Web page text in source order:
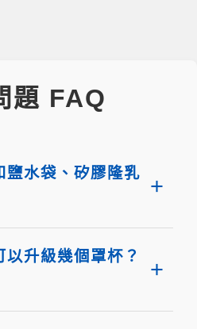
題 FAQ
水袋、矽膠隆乳
升級幾個罩杯？